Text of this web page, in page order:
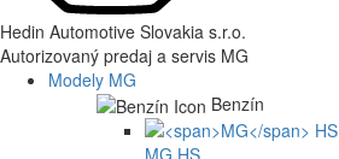
Hedin Automotive Slovakia s.r.o.
Autorizovaný predaj a servis MG
Modely MG
Benzín